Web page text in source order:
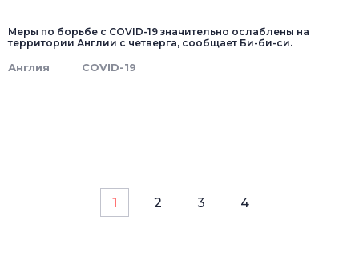
Меры по борьбе с COVID-19 значительно ослаблены на
территории Англии с четверга, сообщает Би-би-си.
Англия COVID-19
1 2 3 4